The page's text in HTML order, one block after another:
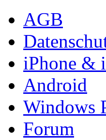
AGB
iPhone &
Android
Windows
Forum